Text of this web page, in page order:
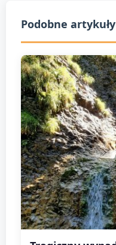
Podobne artykuły